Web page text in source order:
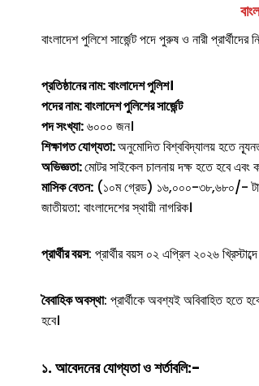
বাংলাদেশ পুলিশে সার্জেন্ট পদে পুরুষ ও নারী
প্রতিষ্ঠানের নাম: বাংলাদেশ পুলিশ।
পদের নাম: বাংলাদেশ পুলিশের সার্জেন্ট
পদ সংখ্যা:৬০০০ জন।
শিক্ষাগত যোগ্যতা:অনুমোদিত বিশ্ববিদ্যালয় হতে
অভিজ্ঞতা:মোটর সাইকেল চালনায় দক্ষ হতে হবে এবং
মাসিক বেতন: (১০ম গ্রেড) ১৬,০০০-৩৮,৬৮০/-
জাতীয়তা: বাংলাদেশের স্থায়ী নাগরিক।
প্রার্থীর বয়স: প্রার্থীর বয়স ০২ এপ্রিল ২০২৬
বৈবাহিক অবস্থা: প্রার্থীকে অবশ্যই অবিবাহিত হতে
হবে।
১. আবেদনের যোগ্যতা ও শর্তাবলি:-